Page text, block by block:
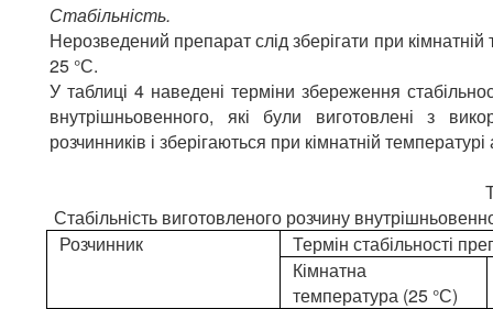
Стабільність.
Нерозведений препарат слід зберігати при
25 °С.
У таблиці 4 наведені терміни збереження
внутрішньовенного, які були виготовлені з
розчинників і зберігаються при кімнатній
Таблиця
Стабільність виготовленого розчину
Розчинник
Термін стабільності
Кімнатна
температура (25 °С)